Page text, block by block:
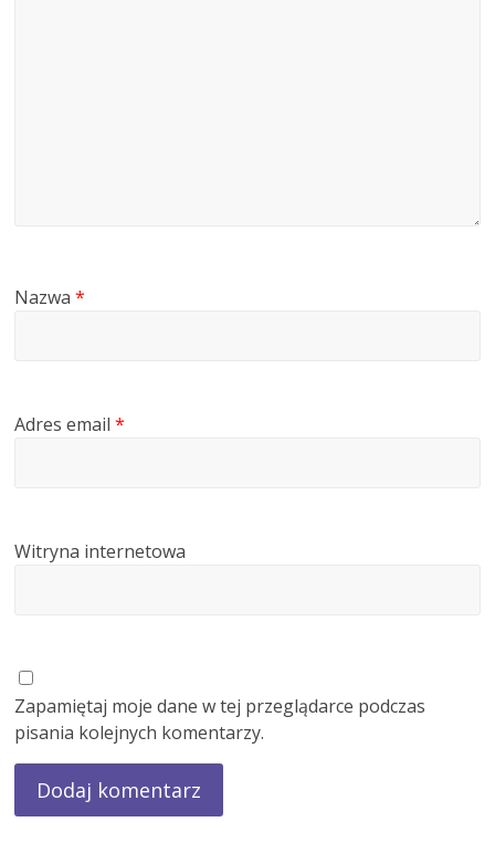
Nazwa*
Adres email*
Witryna internetowa
Zapamiętaj moje dane w tej przeglądarce podczas
pisania kolejnych komentarzy.